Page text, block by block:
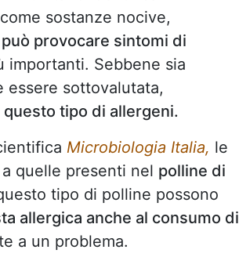
sostanze nocive,
può provocare sintomi di
importanti. Sebbene sia
essere sottovalutata,
tipo di allergeni.
Microbiologia Italia, le
a quelle presenti nel polline di
tipo di polline possono
allergica anche al consumo di
a un problema.